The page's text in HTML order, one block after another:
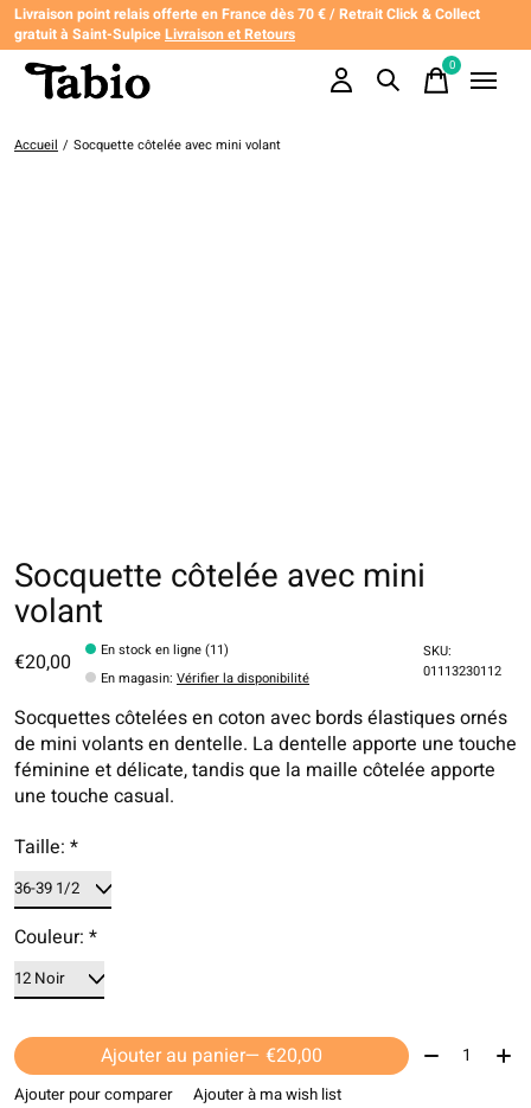
Livraison point relais offerte en France dès 70 € / Retrait Click & Collect
gratuit à Saint-SulpiceLivraison et Retours
0items
Accueil / Socquette côtelée avec mini volant
Socquette côtelée avec mini
volant
€20,00
En stock en ligne (11)
En magasin:Vérifier la disponibilité
SKU:
01113230112
Socquettes côtelées en coton avec bords élastiques ornés
de mini volants en dentelle. La dentelle apporte une touche
féminine et délicate, tandis que la maille côtelée apporte
une touche casual.
Taille: *
Couleur: *
Ajouter au panier — €20,00 Quantité:
Ajouter pour comparer Ajouter à ma wish list